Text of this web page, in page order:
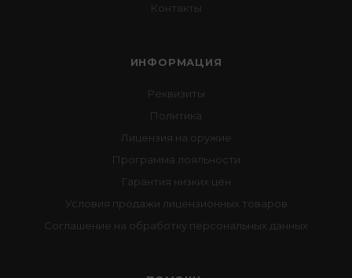
Контакты
ИНФОРМАЦИЯ
Реквизиты
Политика
Лицензия на оружие
Программа лояльности
Гарантия низких цен
Условия продажи лицензионных товаров
Соглашение на обработку персональных данных